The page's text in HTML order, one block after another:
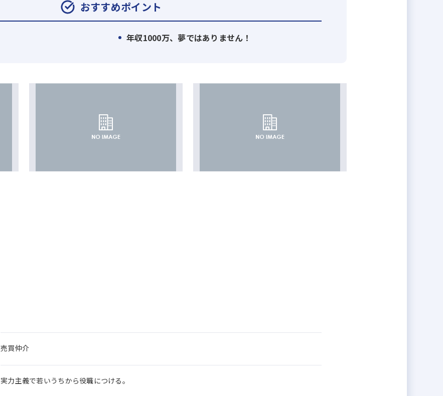
おすすめポイント
年収1000万、夢ではありません！
売買仲介
実力主義で若いうちから役職につける。